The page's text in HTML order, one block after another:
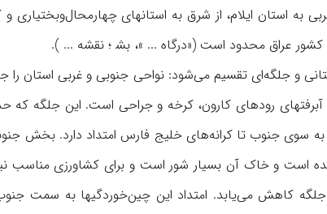
به استان ایلام، از شرق به استانهای چهارمحال‌و‌بختیاری
کشور عراق محدود است («درگاه ... »، بش‍ ؛ نقشه ... ).
و جلگه‌ای تقسیم می‌شود: نواحی جنوبی و غربی استان
به سوی جنوب تا کرانه‌های خلیج فارس امتداد دارد. بخش
است و خاک آن بسیار شور است و برای کشاورزی
کاهش می‌یابد. امتداد این چین‌خوردگیها به سمت